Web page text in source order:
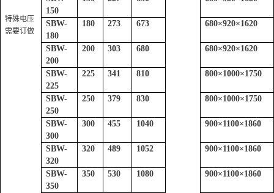
特殊电压
需要订做
150
SBW-
180
180 273 673 680×920×1620
SBW-
200
200 303 680 680×920×1620
SBW-
225
225 341 810 800×1000×1750
SBW-
250
250 379 830 800×1000×1750
SBW-
300
300 455 1040 900×1100×1860
SBW-
320
320 489 1052 900×1100×1860
SBW-
350
350 530 1080 900×1100×1860